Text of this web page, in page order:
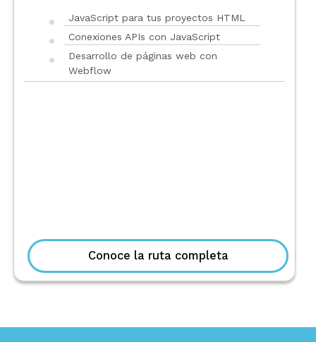
JavaScript para tus proyectos HTML
Conexiones APIs con JavaScript
Desarrollo de páginas web con
Webflow
Conoce la ruta completa